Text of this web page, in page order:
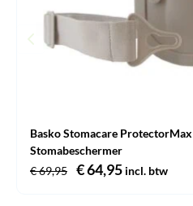
Basko Stomacare ProtectorMax
Stomabeschermer
€69,95
Oorspronkelijke
€64,95Huidige
incl. btw